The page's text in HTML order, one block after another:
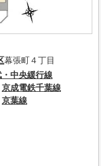
幕張町４丁目
・中央緩行線
京成電鉄千葉線
京葉線